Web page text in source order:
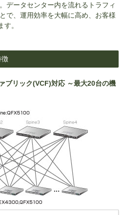
データセンター内を流れるトラフィ
で、運用効率を大幅に高め、お客様
。
徴
ブリック(VCF)対応 ～最大20台の機